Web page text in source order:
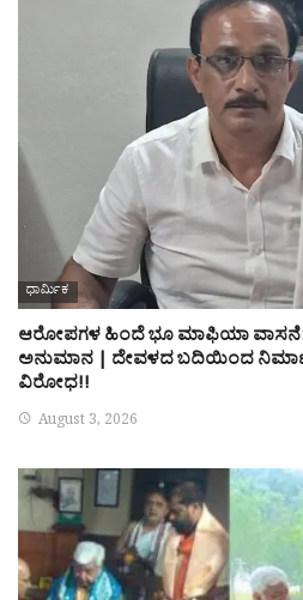
ಧಾರ್ಮಿಕ
ಆರೋಪಗಳ ಹಿಂದೆ ಭೂ ಮಾಫಿಯಾ ವಾಸನೆ:
ಅನುಮಾನ | ದೇವಳದ ಬದಿಯಿಂದ
ವಿರೋಧ!!
August 3, 2026